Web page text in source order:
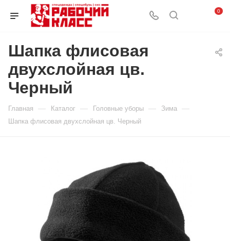
0
Шапка флисовая
двухслойная цв.
Черный
Главная — Каталог — Головные уборы — Зима —
Шапка флисовая двухслойная цв. Черный